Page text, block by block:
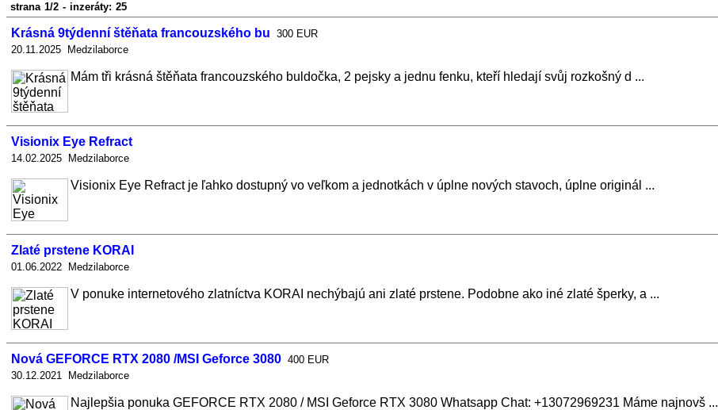
strana 1/2 - inzeráty: 25
Krásná 9týdenní štěňata francouzského bu 300 EUR
20.11.2025 Medzilaborce
Mám tři krásná štěňata francouzského buldočka, 2 pejsky a jednu fenku, kteří hledají svůj rozkošný d ...
Visionix Eye Refract
14.02.2025 Medzilaborce
Visionix Eye Refract je ľahko dostupný vo veľkom a jednotkách v úplne nových stavoch, úplne originál ...
Zlaté prstene KORAI
01.06.2022 Medzilaborce
V ponuke internetového zlatníctva KORAI nechýbajú ani zlaté prstene. Podobne ako iné zlaté šperky, a ...
Nová GEFORCE RTX 2080 /MSI Geforce 3080 400 EUR
30.12.2021 Medzilaborce
Najlepšia ponuka GEFORCE RTX 2080 / MSI Geforce RTX 3080 Whatsapp Chat: +13072969231 Máme najnovš ...